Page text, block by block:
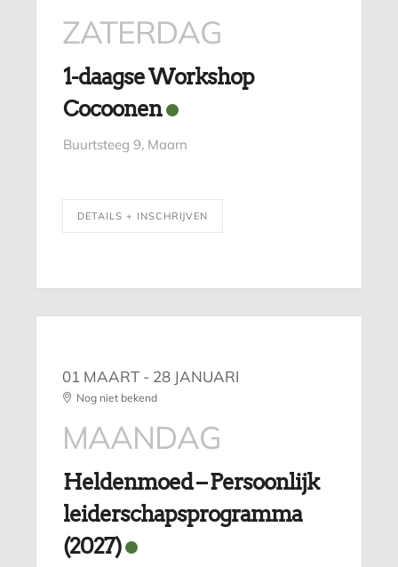
ZATERDAG
1-daagse Workshop
Cocoonen
Buurtsteeg 9, Maarn
DETAILS + INSCHRIJVEN
01 MAART - 28 JANUARI
Nog niet bekend
MAANDAG
Heldenmoed – Persoonlijk
leiderschapsprogramma
(2027)